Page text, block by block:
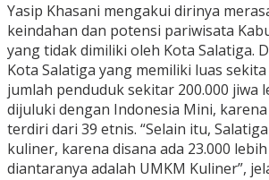
Yasip Khasani mengakui dirinya
keindahan dan potensi pariwisata
yang tidak dimiliki oleh Kota Salatiga.
Kota Salatiga yang memiliki luas sekita
jumlah penduduk sekitar 200.000 jiwa
dijuluki dengan Indonesia Mini,
terdiri dari 39 etnis. “Selain itu,
kuliner, karena disana ada 23.000
diantaranya adalah UMKM Kuliner”,